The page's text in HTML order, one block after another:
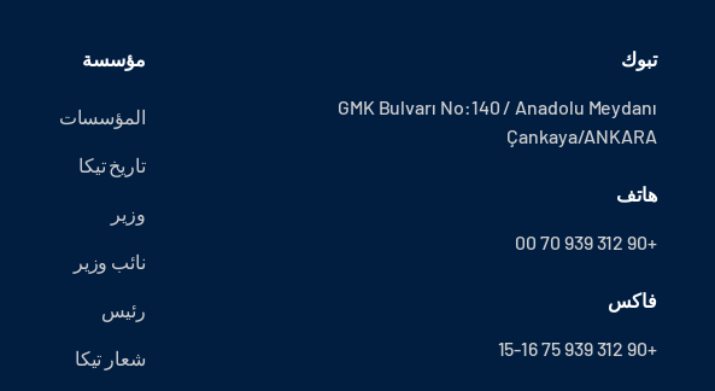
تبوك
GMK Bulvarı No:140 / Anadolu Meydanı
Çankaya/ANKARA
هاتف
+90 312 939 70 00
فاكس
+90 312 939 75 15-16
مؤسسة
المؤسسات
تاريخ تيكا
وزير
نائب وزير
رئيس
شعار تيكا